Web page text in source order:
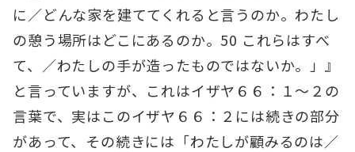
に／どんな家を建ててくれると言うのか。わたし
の憩う場所はどこにあるのか。50 これらはすべ
て、／わたしの手が造ったものではないか。」』
と言っていますが、これはイザヤ６６：１～２の
言葉で、実はこのイザヤ６６：２には続きの部分
があって、その続きには「わたしが顧みるのは／